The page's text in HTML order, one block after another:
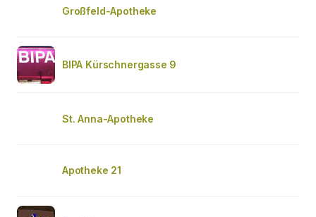
Großfeld-Apotheke
BIPA Kürschnergasse 9
St. Anna-Apotheke
Apotheke 21